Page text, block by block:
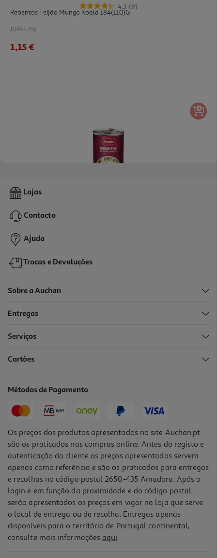
4.3 (9)
Rebentos Feijão Mungo Koala 184(110)g
10.45 €/Kg
1,15 €
Rebentos Feijao Mungo Koala 410(200)g
2,09 €
Lojas
Contacto
Ajuda
Trocas e Devoluções
Sobre a Auchan
Entregas
Serviços
Cartões
Métodos de Pagamento
Os preços dos produtos apresentados no site Auchan.pt
são os praticados nas compras online. Antes do registo e
autenticação do cliente os preços apresentados servem
apenas como referência e são os praticados para entregas
e recolhas no código postal 2650-435 Amadora. Após o
login e em função da proximidade e do código postal,
serão apresentados os preços em vigor na loja que serve
o local de entrega ou de recolha. Entregas apenas
disponíveis para o território de Portugal continental,
consulte mais informações aqui.